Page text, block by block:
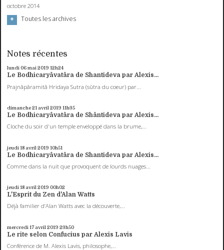
octobre 2014
Toutes les archives
Notes récentes
lundi 06mai 2019 12h24
Le Bodhicaryâvatâra de Shantideva par Alexis...
Prajnâpâramitâ Hridaya Sutra (sûtra du coeur) par...
dimanche 21 avril 2019 11h35
Le Bodhicaryâvatâra de Shântideva par Alexis...
Cloche du soir d'un temple enveloppé dans la brume,...
jeudi 18 avril 2019 10h51
Le Bodhicaryâvatâra de Shantideva par Alexis...
Comme dans la nuit que provoquent de lourds nuages...
jeudi 18 avril 2019 00h02
L'Esprit du Zen d'Alan Watts
Déjà familier d’Alan Watts avec la découverte,...
mercredi 17 avril 2019 23h50
Le rite selon Confucius par Alexis Lavis
Conférence de M. Alexis Lavis, philosophe,...